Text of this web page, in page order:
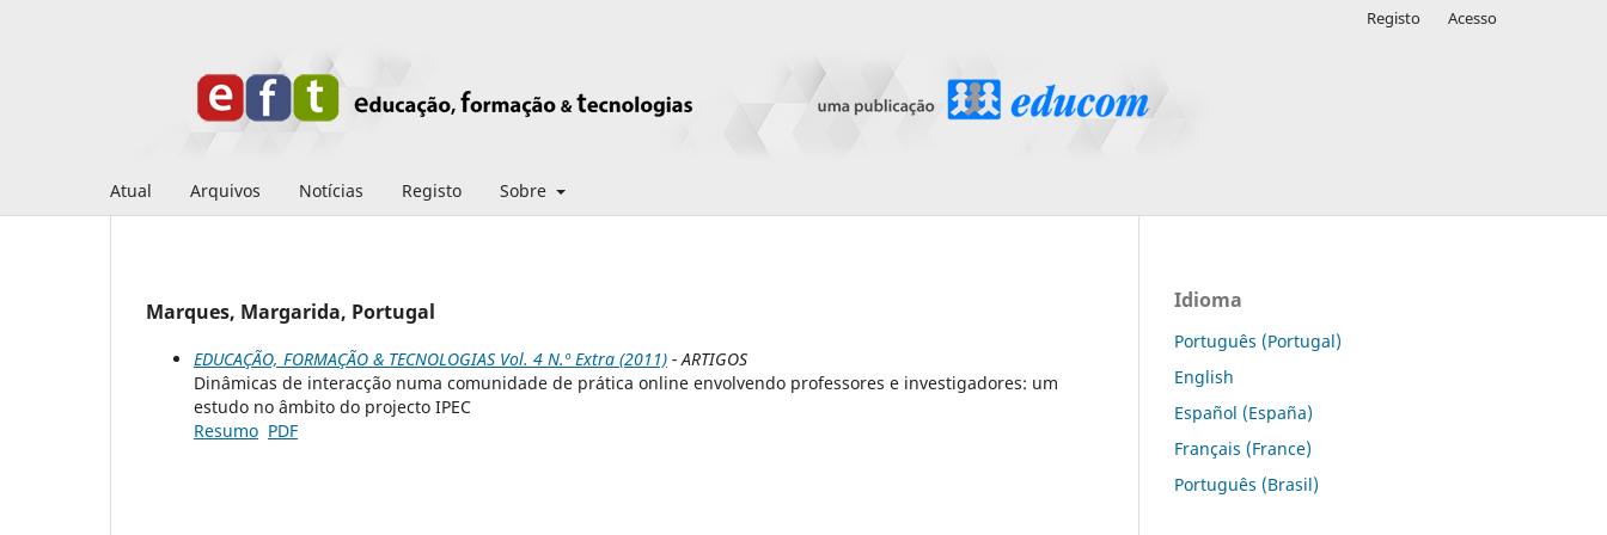
Atual Arquivos Notícias Registo Sobre
Registo Acesso
Marques, Margarida, Portugal
EDUCAÇÃO, FORMAÇÃO & TECNOLOGIAS Vol. 4 N.º Extra (2011) - ARTIGOS
Dinâmicas de interacção numa comunidade de prática online envolvendo professores e investigadores: um
estudo no âmbito do projecto IPEC
Resumo PDF
Idioma
Português (Portugal)
English
Español (España)
Français (France)
Português (Brasil)